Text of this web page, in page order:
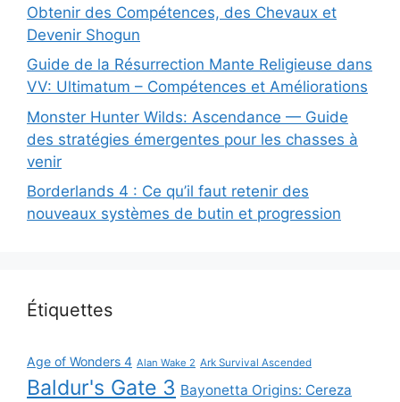
Obtenir des Compétences, des Chevaux et
Devenir Shogun
Guide de la Résurrection Mante Religieuse dans
VV: Ultimatum – Compétences et Améliorations
Monster Hunter Wilds: Ascendance — Guide
des stratégies émergentes pour les chasses à
venir
Borderlands 4 : Ce qu’il faut retenir des
nouveaux systèmes de butin et progression
Étiquettes
Age of Wonders 4 Alan Wake 2 Ark Survival Ascended
Baldur's Gate 3 Bayonetta Origins: Cereza